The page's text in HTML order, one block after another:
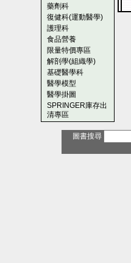
藥劑科
復健科(運動醫學)
護理科
食品營養
限量特價專區
解剖學(組織學)
基礎醫學科
醫學模型
醫學掛圖
SPRINGER庫存出
清專區
圖書搜尋